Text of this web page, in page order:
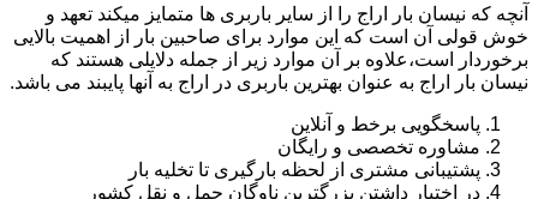
آنچه که نیسان بار اراج را از سایر باربری ها متمایز میکند تعهد و
خوش قولی آن است که این موارد برای صاحبین بار از اهمیت بالایی
برخوردار است،علاوه بر آن موارد زیر از جمله دلایلی هستند که
نیسان بار اراج به عنوان بهترین باربری در اراج به آنها پایبند می باشد.
پاسخگویی برخط و آنلاین
مشاوره تخصصی و رایگان
پشتیبانی مشتری از لحظه بارگیری تا تخلیه بار
در اختیار داشتن بزرگترین ناوگان حمل و نقل کشور